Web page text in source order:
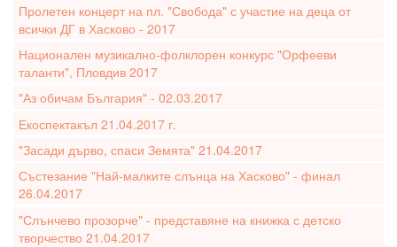
Пролетен концерт на пл. "Свобода" с участие на деца от
всички ДГ в Хасково - 2017
Национален музикално-фолклорен конкурс "Орфееви
таланти", Пловдив 2017
"Аз обичам България" - 02.03.2017
Екоспектакъл 21.04.2017 г.
"Засади дърво, спаси Земята" 21.04.2017
Състезание "Най-малките слънца на Хасково" - финал
26.04.2017
"Слънчево прозорче" - представяне на книжка с детско
творчество 21.04.2017